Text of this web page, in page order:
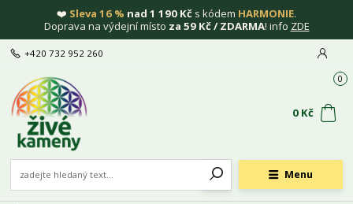
❤️ Sleva 16 % nad 1 190 Kč s kódem HARMONIE.
Doprava na výdejní místo za 59 Kč / ZDARMA! info ZDE
Menu
+420 732 952 260
0
0 Kč